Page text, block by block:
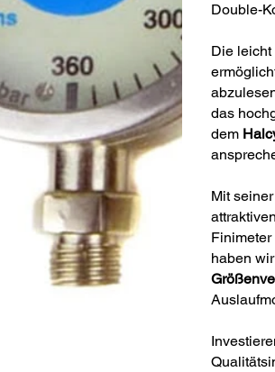
Double-
Die
das
dem
Mit
haben